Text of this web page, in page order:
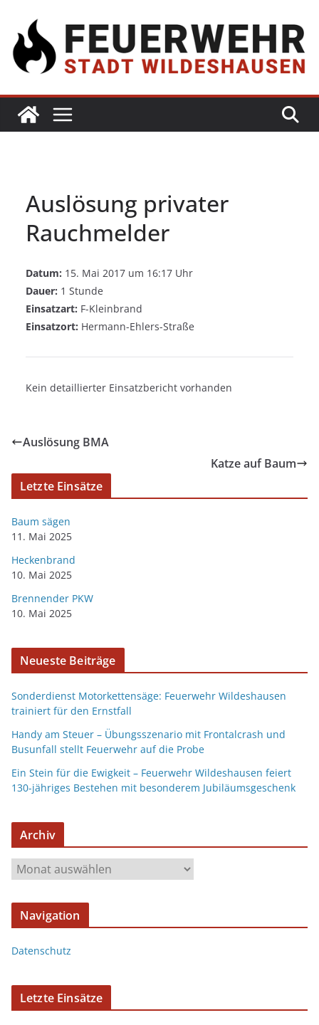
Auslösung privater
Rauchmelder
Datum: 15. Mai 2017 um 16:17 Uhr
Dauer: 1 Stunde
Einsatzart: F-Kleinbrand
Einsatzort: Hermann-Ehlers-Straße
Kein detaillierter Einsatzbericht vorhanden
Auslösung BMA
Katze auf Baum
Letzte Einsätze
Baum sägen
11. Mai 2025
Heckenbrand
10. Mai 2025
Brennender PKW
10. Mai 2025
Neueste Beiträge
Sonderdienst Motorkettensäge: Feuerwehr Wildeshausen
trainiert für den Ernstfall
Handy am Steuer – Übungsszenario mit Frontalcrash und
Busunfall stellt Feuerwehr auf die Probe
Ein Stein für die Ewigkeit – Feuerwehr Wildeshausen feiert
130-jähriges Bestehen mit besonderem Jubiläumsgeschenk
Archiv
Navigation
Datenschutz
Letzte Einsätze